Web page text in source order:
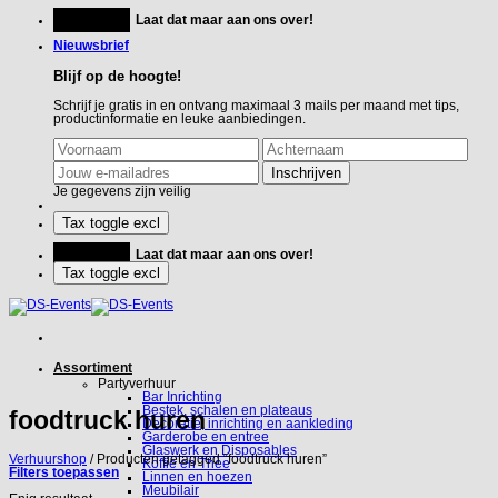
inhoud
Laat dat maar aan ons over!
Nieuwsbrief
Blijf op de hoogte!
Schrijf je gratis in en ontvang maximaal 3 mails per maand met tips,
productinformatie en leuke aanbiedingen.
Je gegevens zijn veilig
Laat dat maar aan ons over!
Assortiment
Partyverhuur
Bar Inrichting
Bestek, schalen en plateaus
Decoratie, inrichting en aankleding
Garderobe en entree
Glaswerk en Disposables
Koffie en Thee
Linnen en hoezen
Meubilair
foodtruck huren
Verhuurshop / Producten getagged “foodtruck huren”
Filters toepassen